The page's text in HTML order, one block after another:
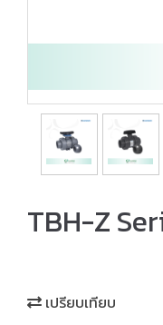
TBH-Z
เปรียบเทียบ